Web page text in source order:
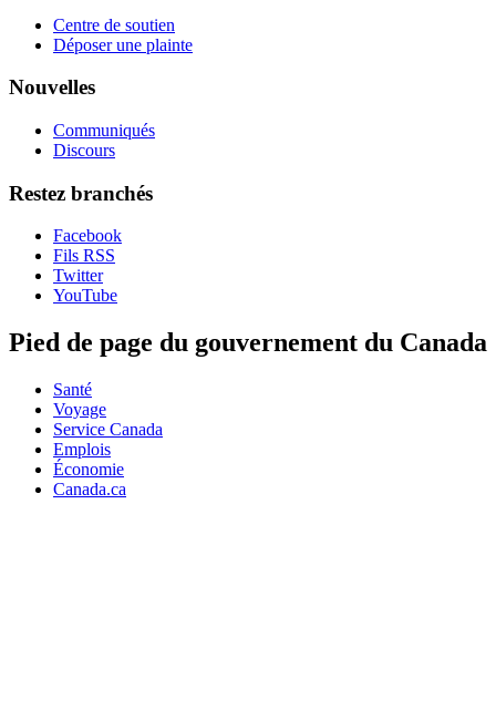
Centre de soutien
Déposer une plainte
Nouvelles
Communiqués
Discours
Restez branchés
Facebook
Fils RSS
Twitter
YouTube
Pied de page du gouvernement du Canada
Santé
Voyage
Service Canada
Emplois
Économie
Canada.ca